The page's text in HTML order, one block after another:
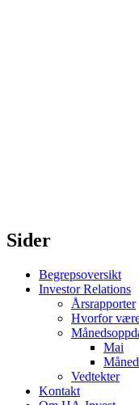
Sider
Begrepsoversikt
Investor Relations
Årsrapporter
Hvorfor
Mai
Vedtekter
Kontakt